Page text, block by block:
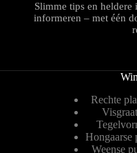
Slimme tips en
informeren – met één
Rechte
Hongaarse
Weense